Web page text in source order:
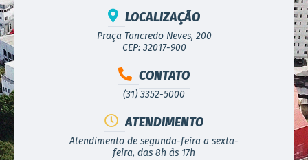
LOCALIZAÇÃO
Praça Tancredo Neves, 200
CEP: 32017-900
CONTATO
(31) 3352-5000
ATENDIMENTO
Atendimento de segunda-feira a sexta-
feira, das 8h às 17h